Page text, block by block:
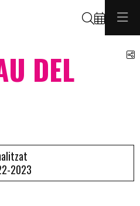
Cerca
DEL
2023